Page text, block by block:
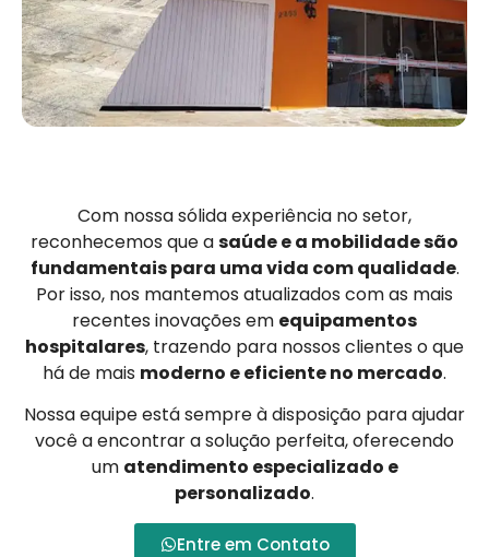
Com nossa sólida experiência no setor,
reconhecemos que asaúde e a mobilidade são
fundamentais para uma vida com qualidade.
Por isso, nos mantemos atualizados com as mais
recentes inovações em equipamentos
hospitalares, trazendo para nossos clientes o que
há de mais moderno e eficiente no mercado.
Nossa equipe está sempre à disposição para ajudar
você a encontrar a solução perfeita, oferecendo
um atendimento especializado e
personalizado.
Entre em Contato